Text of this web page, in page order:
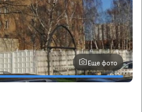
Еще фото